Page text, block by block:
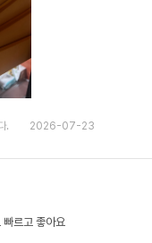
. 2026-07-23
르고 좋아요